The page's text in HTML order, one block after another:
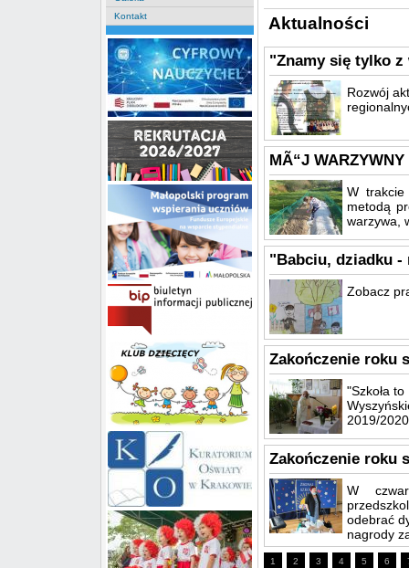
Kontakt
Aktualności
"Znamy się tylko z
Rozwój
MÃ“J
W trakcie
metodą
warzywa,
"Babciu, dziadku -
Zobacz
Zakończenie roku
"Szkoła
2019/
Zakończenie roku
W
odebrać
nagrody
1 2 3 4 5 6